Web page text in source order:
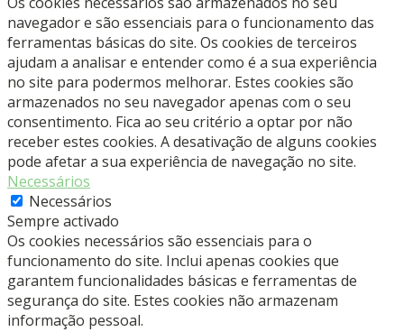
navegador e são essenciais para o funcionamento das
ferramentas básicas do site. Os cookies de terceiros
ajudam a analisar e entender como é a sua experiência
no site para podermos melhorar. Estes cookies são
armazenados no seu navegador apenas com o seu
consentimento. Fica ao seu critério a optar por não
receber estes cookies. A desativação de alguns cookies
pode afetar a sua experiência de navegação no site.
Necessários
Necessários
Sempre activado
Os cookies necessários são essenciais para o
funcionamento do site. Inclui apenas cookies que
garantem funcionalidades básicas e ferramentas de
segurança do site. Estes cookies não armazenam
informação pessoal.